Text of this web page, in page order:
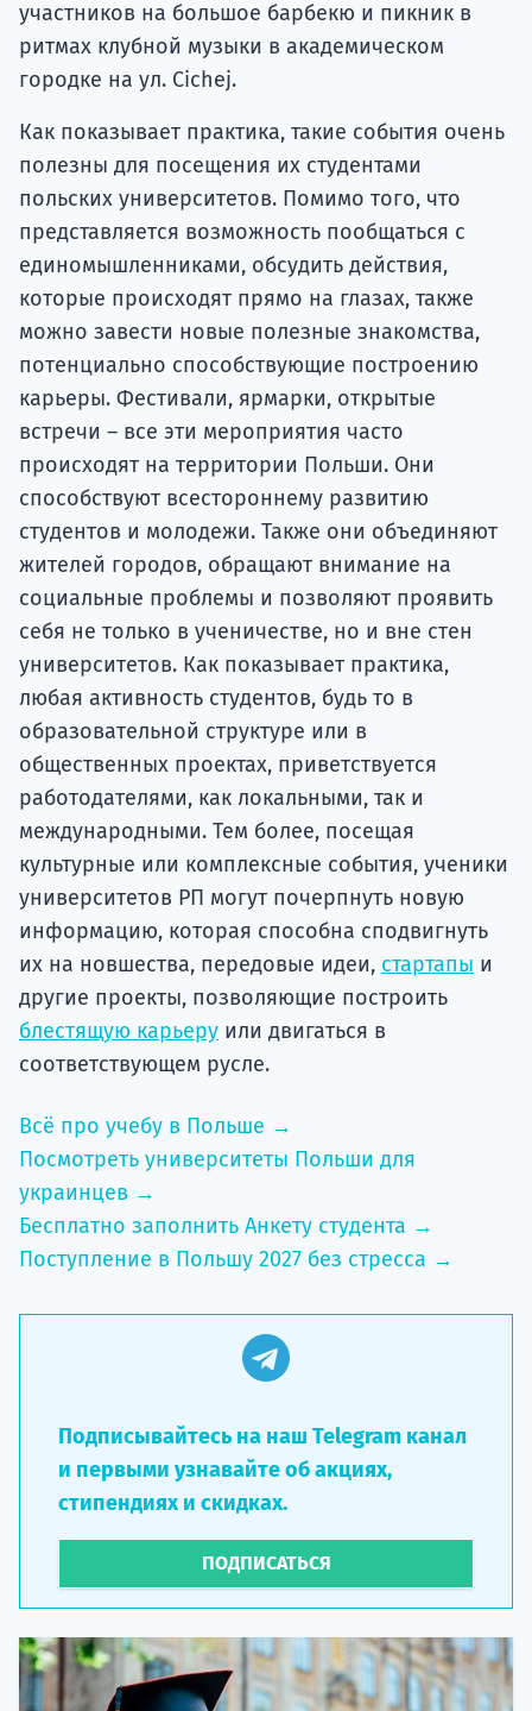
участников на большое барбекю и пикник в
ритмах клубной музыки в академическом
городке на ул. Cichej.
Как показывает практика, такие события очень
полезны для посещения их студентами
польских университетов. Помимо того, что
представляется возможность пообщаться с
единомышленниками, обсудить действия,
которые происходят прямо на глазах, также
можно завести новые полезные знакомства,
потенциально способствующие построению
карьеры. Фестивали, ярмарки, открытые
встречи – все эти мероприятия часто
происходят на территории Польши. Они
способствуют всестороннему развитию
студентов и молодежи. Также они объединяют
жителей городов, обращают внимание на
социальные проблемы и позволяют проявить
себя не только в ученичестве, но и вне стен
университетов. Как показывает практика,
любая активность студентов, будь то в
образовательной структуре или в
общественных проектах, приветствуется
работодателями, как локальными, так и
международными. Тем более, посещая
культурные или комплексные события, ученики
университетов РП могут почерпнуть новую
информацию, которая способна сподвигнуть
их на новшества, передовые идеи, стартапы и
другие проекты, позволяющие построить
блестящую карьеру или двигаться в
соответствующем русле.
Всё про учебу в Польше →
Посмотреть университеты Польши для
украинцев →
Бесплатно заполнить Анкету студента →
Поступление в Польшу 2027 без стресса →
Подписывайтесь на наш Telegram канал
и первыми узнавайте об акциях,
стипендиях и скидках.
ПОДПИСАТЬСЯ